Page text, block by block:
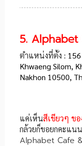
5.
ตำแหน่งที่ตั้ง :
Khwaeng Silom,
Nakhon 10500,
แค่เห็นสีเขียวๆ ข
กล้วยก็ขอยกคะแน
Alphabet Cafe